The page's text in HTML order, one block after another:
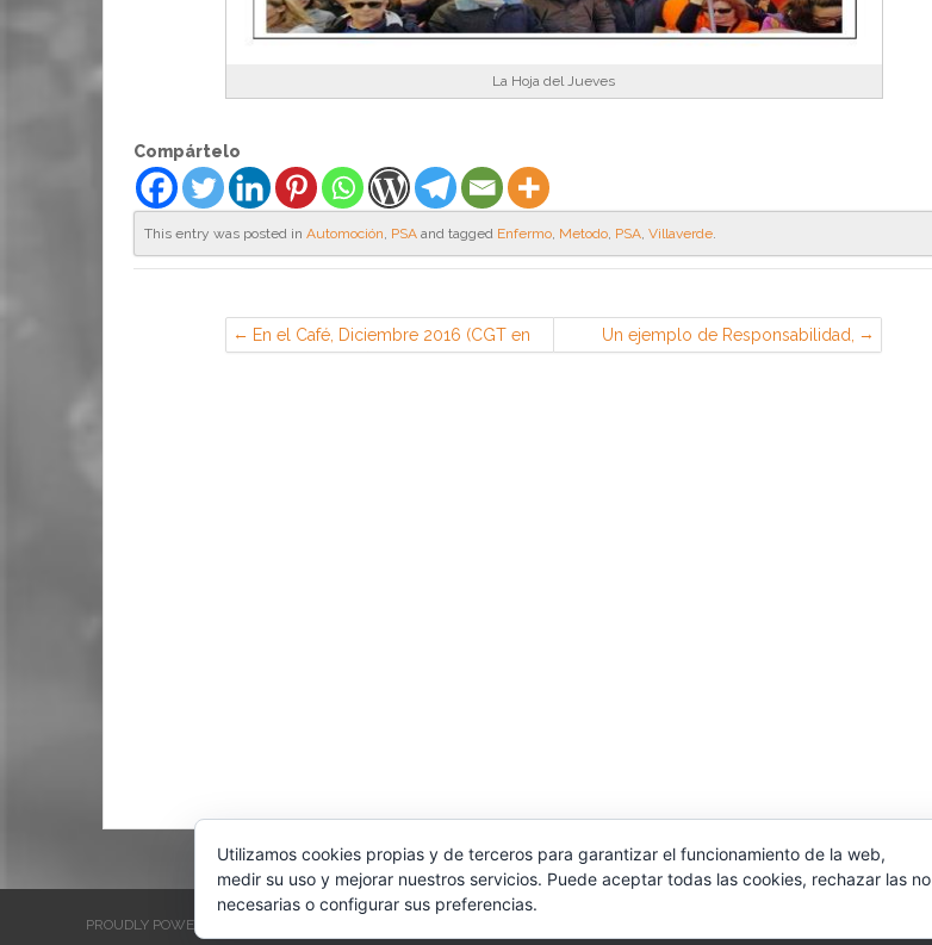
La Hoja del Jueves
Compártelo
This entry was posted in Automoción PSA and tagged Enfermo Metodo PSA Villaverde
En el Café, Diciembre 2016 (CGT en
Airbus, Illescas)
Un ejemplo de Responsabilidad,
Decencia, Solidaridad, Dignidad,
PROUDLY POWERED BY WORDPRESS
Utilizamos cookies propias y de terceros para garantizar el funcionamiento de la web,
medir su uso y mejorar nuestros servicios. Puede aceptar todas las cookies, rechazar las no
necesarias o configurar sus preferencias.